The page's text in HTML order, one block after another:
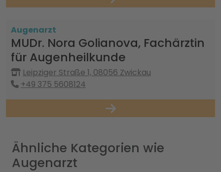
Augenarzt
MUDr. Nora Golianova, Fachärztin
für Augenheilkunde
Leipziger Straße 1, 08056 Zwickau
+49 375 5608124
Ähnliche Kategorien wie
Augenarzt